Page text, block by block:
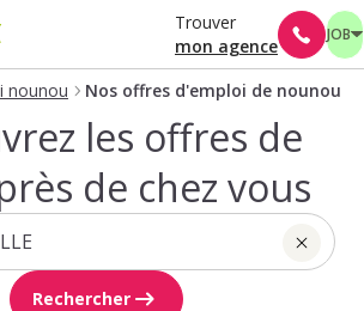
Trouver
mon agence
JOB
nounou Nos offres d'emploi de nounou
les offres de
de chez vous
Rechercher